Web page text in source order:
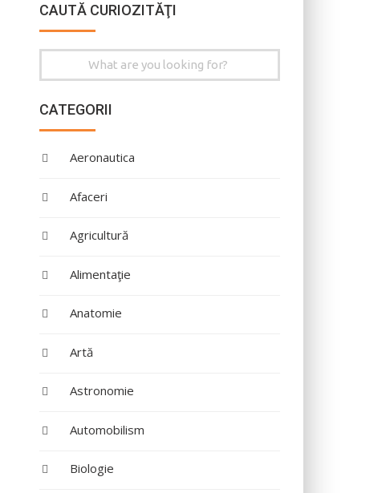
CAUTĂ CURIOZITĂŢI
Search
CATEGORII
Aeronautica
Afaceri
Agricultură
Alimentaţie
Anatomie
Artă
Astronomie
Automobilism
Biologie